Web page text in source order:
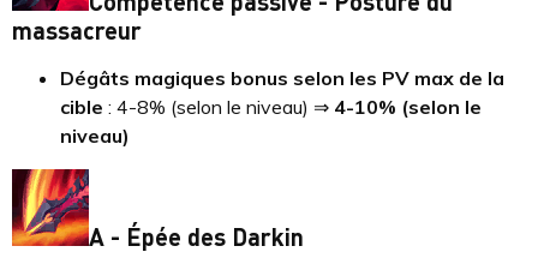
massacreur
Dégâts magiques bonus selon les PV max de la
cible : 4-8% (selon le niveau) ⇒ 4-10% (selon le
niveau)
A - Épée des Darkin